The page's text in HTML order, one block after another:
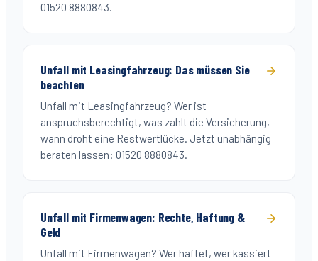
01520 8880843.
Unfall mit Leasingfahrzeug: Das müssen Sie
beachten
Unfall mit Leasingfahrzeug? Wer ist
anspruchsberechtigt, was zahlt die Versicherung,
wann droht eine Restwertlücke. Jetzt unabhängig
beraten lassen: 01520 8880843.
Unfall mit Firmenwagen: Rechte, Haftung &
Geld
Unfall mit Firmenwagen? Wer haftet, wer kassiert